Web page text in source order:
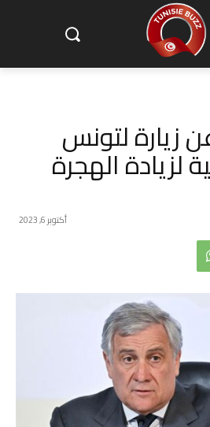
زيارة لتونس
لزيادة الهجرة
أكتوبر 6, 2023